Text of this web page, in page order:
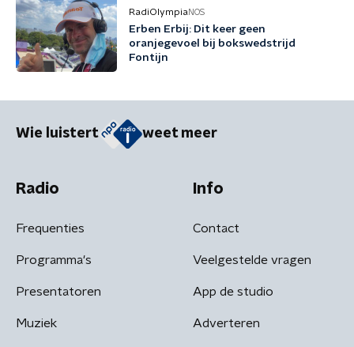
RadiOlympia NOS
Erben Erbij: Dit keer geen
oranjegevoel bij bokswedstrijd
Fontijn
Wie luistert weet meer
Radio
Frequenties
Programma's
Presentatoren
Muziek
Info
Contact
Veelgestelde vragen
App de studio
Adverteren